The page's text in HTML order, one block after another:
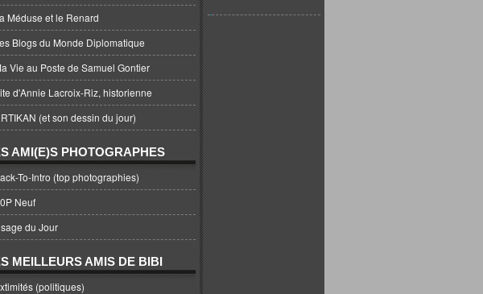
Méduse et le Renard
Blogs du Monde Diplomatique
Vie au Poste de Samuel Gontier
d'Annie Lacroix-Riz, historienne
(et son dessin du jour)
AMI(E)S PHOTOGRAPHES
To-Intro (top photographies)
Neuf
du Jour
MEILLEURS AMIS DE BIBI
(politiques)